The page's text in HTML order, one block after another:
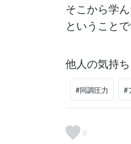
そこから学
ということで
他人の気持
#同調圧力 #
0